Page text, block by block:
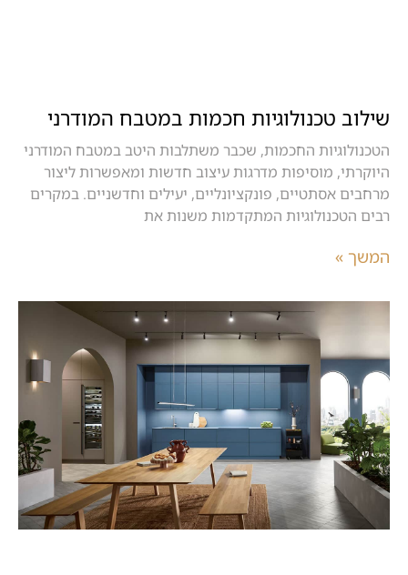
שילוב טכנולוגיות חכמות במטבח המודרני
הטכנולוגיות החכמות, שכבר משתלבות היטב במטבח המודרני
היוקרתי, מוסיפות מדרגות עיצוב חדשות ומאפשרות ליצור
מרחבים אסתטיים, פונקציונליים, יעילים וחדשניים. במקרים
רבים הטכנולוגיות המתקדמות משנות את
המשך »